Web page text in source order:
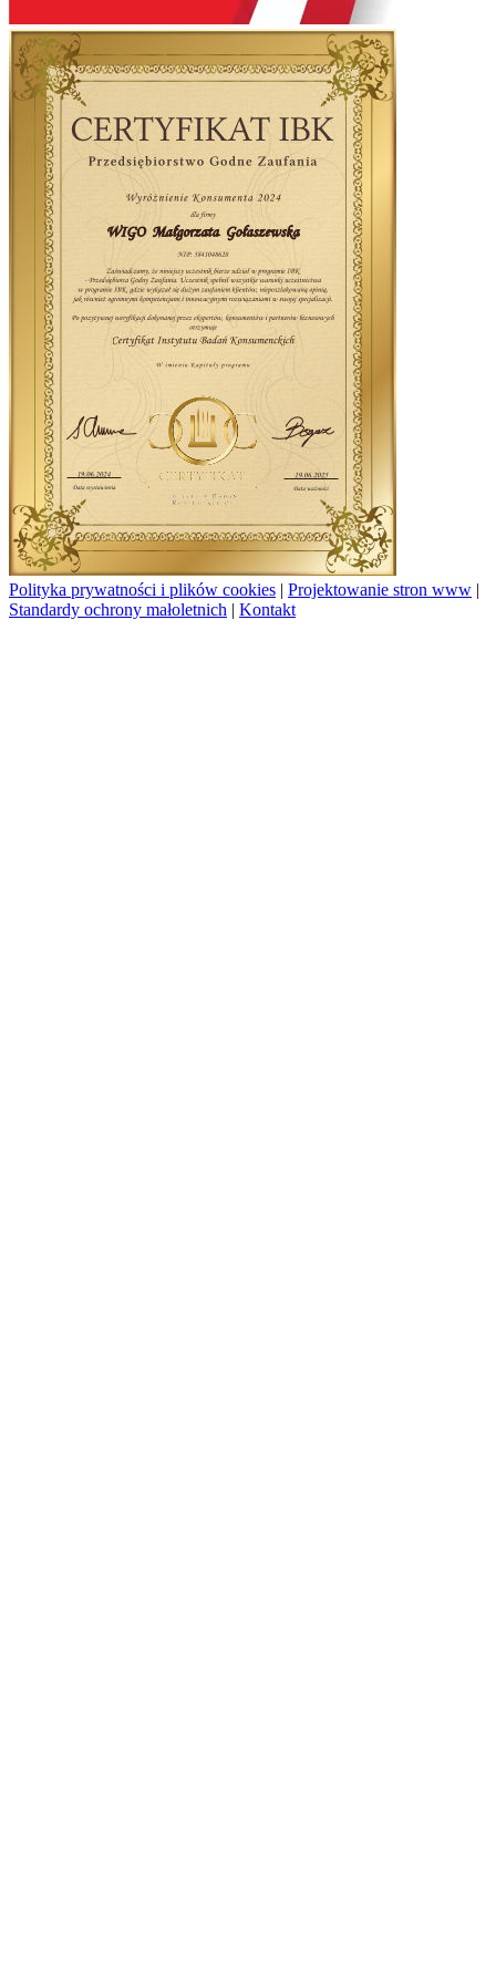
Polityka prywatności i plików cookies | Projektowanie stron www |
Standardy ochrony małoletnich | Kontakt